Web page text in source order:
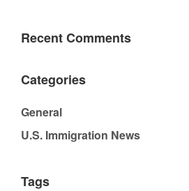
Recent Comments
Categories
General
U.S. Immigration News
Tags